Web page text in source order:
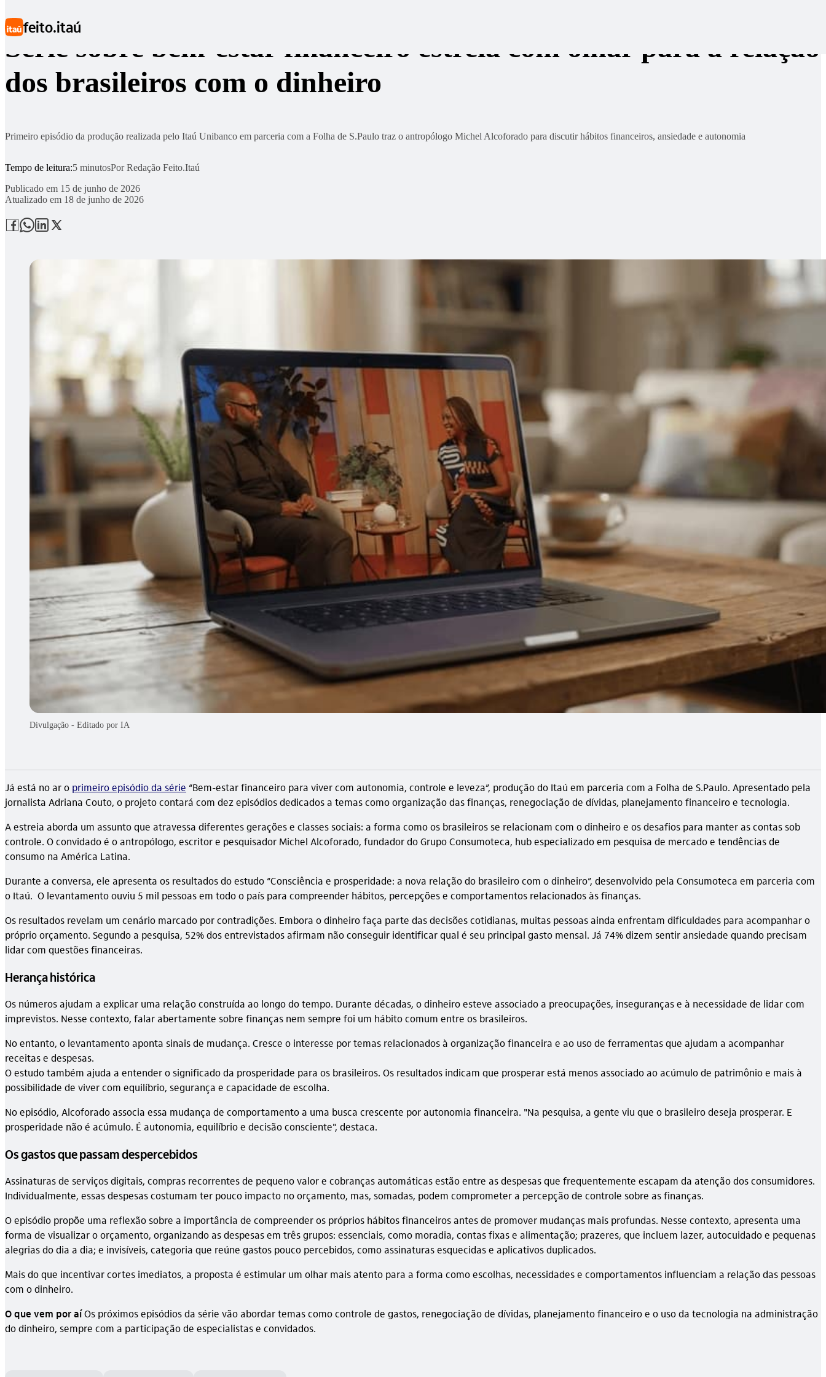
feito.itaú
Série sobre bem-estar financeiro estreia com olhar para a relação
dos brasileiros com o dinheiro
Primeiro episódio da produção realizada pelo Itaú Unibanco em parceria com a Folha de S.Paulo traz o antropólogo Michel Alcoforado para discutir hábitos financeiros, ansiedade e autonomia
Tempo de leitura:5 minutosPorRedação Feito.Itaú
Publicado em 15 de junho de 2026
Atualizado em 18 de junho de 2026
Divulgação - Editado por IA
Já está no ar o primeiro episódio da série “Bem-estar financeiro para viver com autonomia, controle e leveza”, produção do Itaú em parceria com a Folha de S.Paulo. Apresentado pela
jornalista Adriana Couto, o projeto contará com dez episódios dedicados a temas como organização das finanças, renegociação de dívidas, planejamento financeiro e tecnologia.
A estreia aborda um assunto que atravessa diferentes gerações e classes sociais: a forma como os brasileiros se relacionam com o dinheiro e os desafios para manter as contas sob
controle. O convidado é o antropólogo, escritor e pesquisador Michel Alcoforado, fundador do Grupo Consumoteca, hub especializado em pesquisa de mercado e tendências de
consumo na América Latina.
Durante a conversa, ele apresenta os resultados do estudo “Consciência e prosperidade: a nova relação do brasileiro com o dinheiro”, desenvolvido pela Consumoteca em parceria com
o Itaú. O levantamento ouviu 5 mil pessoas em todo o país para compreender hábitos, percepções e comportamentos relacionados às finanças.
Os resultados revelam um cenário marcado por contradições. Embora o dinheiro faça parte das decisões cotidianas, muitas pessoas ainda enfrentam dificuldades para acompanhar o
próprio orçamento. Segundo a pesquisa, 52% dos entrevistados afirmam não conseguir identificar qual é seu principal gasto mensal. Já 74% dizem sentir ansiedade quando precisam
lidar com questões financeiras.
Herança histórica
Os números ajudam a explicar uma relação construída ao longo do tempo. Durante décadas, o dinheiro esteve associado a preocupações, inseguranças e à necessidade de lidar com
imprevistos. Nesse contexto, falar abertamente sobre finanças nem sempre foi um hábito comum entre os brasileiros.
No entanto, o levantamento aponta sinais de mudança. Cresce o interesse por temas relacionados à organização financeira e ao uso de ferramentas que ajudam a acompanhar
receitas e despesas.
O estudo também ajuda a entender o significado da prosperidade para os brasileiros. Os resultados indicam que prosperar está menos associado ao acúmulo de patrimônio e mais à
possibilidade de viver com equilíbrio, segurança e capacidade de escolha.
No episódio, Alcoforado associa essa mudança de comportamento a uma busca crescente por autonomia financeira. "Na pesquisa, a gente viu que o brasileiro deseja prosperar. E
prosperidade não é acúmulo. É autonomia, equilíbrio e decisão consciente", destaca.
Os gastos que passam despercebidos
Assinaturas de serviços digitais, compras recorrentes de pequeno valor e cobranças automáticas estão entre as despesas que frequentemente escapam da atenção dos consumidores.
Individualmente, essas despesas costumam ter pouco impacto no orçamento, mas, somadas, podem comprometer a percepção de controle sobre as finanças.
O episódio propõe uma reflexão sobre a importância de compreender os próprios hábitos financeiros antes de promover mudanças mais profundas. Nesse contexto, apresenta uma
forma de visualizar o orçamento, organizando as despesas em três grupos: essenciais, como moradia, contas fixas e alimentação; prazeres, que incluem lazer, autocuidado e pequenas
alegrias do dia a dia; e invisíveis, categoria que reúne gastos pouco percebidos, como assinaturas esquecidas e aplicativos duplicados.
Mais do que incentivar cortes imediatos, a proposta é estimular um olhar mais atento para a forma como escolhas, necessidades e comportamentos influenciam a relação das pessoas
com o dinheiro.
O que vem por aíOs próximos episódios da série vão abordar temas como controle de gastos, renegociação de dívidas, planejamento financeiro e o uso da tecnologia na administração
do dinheiro, sempre com a participação de especialistas e convidados.